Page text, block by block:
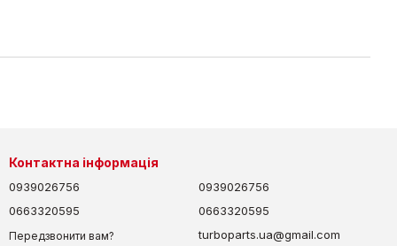
Контактна інформація
0939026756
0663320595
Передзвонити вам?
0939026756
0663320595
turboparts.ua@gmail.com